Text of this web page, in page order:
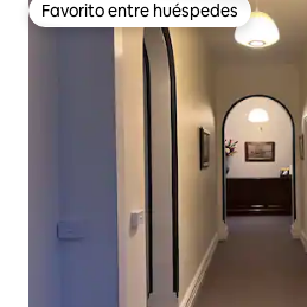
Favorito entre huéspedes
Favorito entre huéspedes